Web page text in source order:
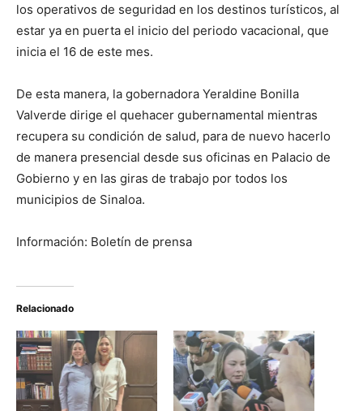
los operativos de seguridad en los destinos turísticos, al
estar ya en puerta el inicio del periodo vacacional, que
inicia el 16 de este mes.
De esta manera, la gobernadora Yeraldine Bonilla
Valverde dirige el quehacer gubernamental mientras
recupera su condición de salud, para de nuevo hacerlo
de manera presencial desde sus oficinas en Palacio de
Gobierno y en las giras de trabajo por todos los
municipios de Sinaloa.
Información: Boletín de prensa
Relacionado